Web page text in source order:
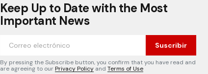
Keep Up to Date with the Most
Important News
Suscribir
By pressing the Subscribe button, you confirm that you have read and
are agreeing to ourPrivacy Policy and Terms of Use